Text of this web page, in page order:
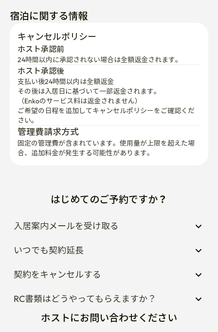
キャンセルポリシー
24時間以内に承認されない場合は全額返金されます。
ホスト承認後
支払い後24時間以内は全額返金
その後は入居日に基づいて一部返金されます。
（Enkoのサービス料は返金されません）
ご希望の日程を追加してキャンセルポリシーをご確認くだ
さい。
管理費請求方式
固定の管理費が含まれています。使用量が上限を超えた場
合、追加料金が発生する可能性があります。
入居案内メールを受け取る
いつでも契約延長
契約をキャンセルする
RC書類はどうやってもらえますか？
ホストにお問い合わせください
契約日を変更したいですか？